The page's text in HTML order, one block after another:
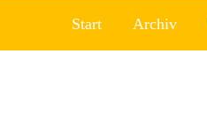
Start Archiv